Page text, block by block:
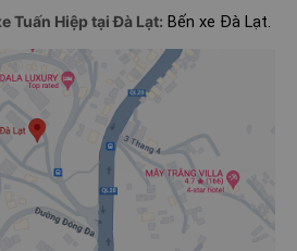
Tuấn Hiệp tại Đà Lạt: Bến xe Đà Lạt.